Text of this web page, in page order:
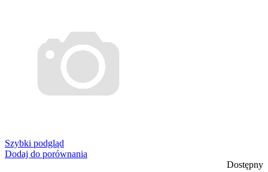
Szybki podgląd
Dodaj do porównania
Dostępny